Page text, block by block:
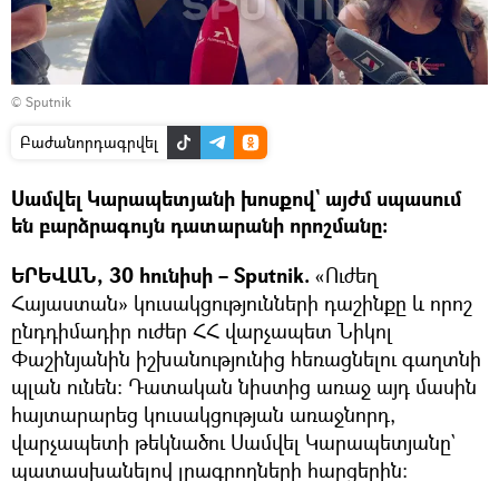
© Sputnik
Բաժանորդագրվել
Սամվել Կարապետյանի խոսքով` այժմ սպասում
են բարձրագույն դատարանի որոշմանը։
ԵՐԵՎԱՆ, 30 հունիսի – Sputnik. «Ուժեղ
Հայաստան» կուսակցությունների դաշինքը և որոշ
ընդդիմադիր ուժեր ՀՀ վարչապետ Նիկոլ
Փաշինյանին իշխանությունից հեռացնելու գաղտնի
պլան ունեն։ Դատական նիստից առաջ այդ մասին
հայտարարեց կուսակցության առաջնորդ,
վարչապետի թեկնածու Սամվել Կարապետյանը`
պատասխանելով լրագրողների հարցերին։